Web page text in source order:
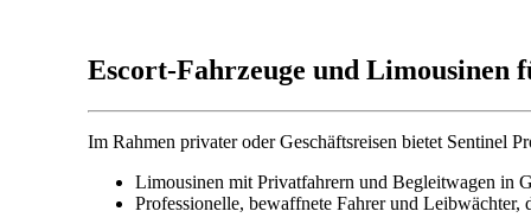
Escort-Fahrzeuge und Limousinen
Im Rahmen privater oder Geschäftsreisen bietet Sentinel
Limousinen mit Privatfahrern und Begleitwagen in
Professionelle, bewaffnete Fahrer und Leibwächter,